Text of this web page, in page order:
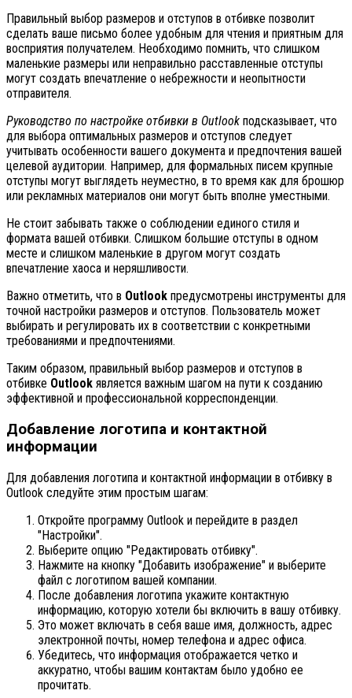
Правильный выбор размеров и отступов в отбивке позволит
сделать ваше письмо более удобным для чтения и приятным для
восприятия получателем. Необходимо помнить, что слишком
маленькие размеры или неправильно расставленные отступы
могут создать впечатление о небрежности и неопытности
отправителя.
Руководство по настройке отбивки в Outlook подсказывает, что
для выбора оптимальных размеров и отступов следует
учитывать особенности вашего документа и предпочтения вашей
целевой аудитории. Например, для формальных писем крупные
отступы могут выглядеть неуместно, в то время как для брошюр
или рекламных материалов они могут быть вполне уместными.
Не стоит забывать также о соблюдении единого стиля и
формата вашей отбивки. Слишком большие отступы в одном
месте и слишком маленькие в другом могут создать
впечатление хаоса и неряшливости.
Важно отметить, что в Outlook предусмотрены инструменты для
точной настройки размеров и отступов. Пользователь может
выбирать и регулировать их в соответствии с конкретными
требованиями и предпочтениями.
Таким образом, правильный выбор размеров и отступов в
отбивке Outlook является важным шагом на пути к созданию
эффективной и профессиональной корреспонденции.
Добавление логотипа и контактной
информации
Для добавления логотипа и контактной информации в отбивку в
Outlook следуйте этим простым шагам:
Откройте программу Outlook и перейдите в раздел
"Настройки".
Выберите опцию "Редактировать отбивку".
Нажмите на кнопку "Добавить изображение" и выберите
файл с логотипом вашей компании.
После добавления логотипа укажите контактную
информацию, которую хотели бы включить в вашу отбивку.
Это может включать в себя ваше имя, должность, адрес
электронной почты, номер телефона и адрес офиса.
Убедитесь, что информация отображается четко и
аккуратно, чтобы вашим контактам было удобно ее
прочитать.